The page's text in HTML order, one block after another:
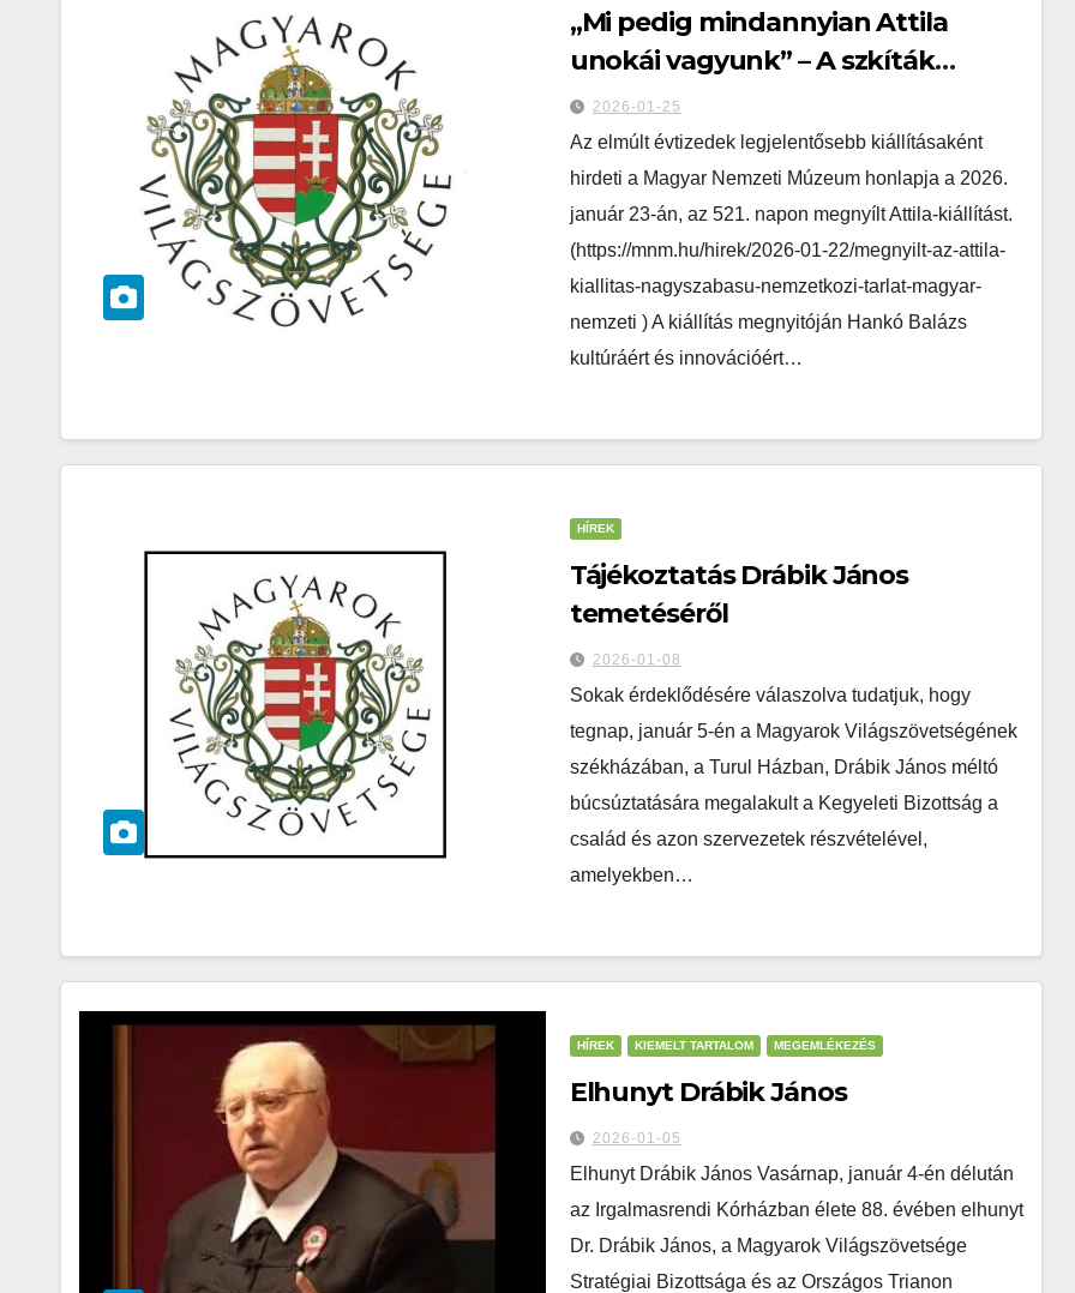
„Mi pedig mindannyian Attila
unokái vagyunk” – A szkíták
királyának szentelt kiállítás a
Nemzeti Múzeumban
2026-01-25
Az elmúlt évtizedek legjelentősebb kiállításaként
hirdeti a Magyar Nemzeti Múzeum honlapja a 2026.
január 23-án, az 521. napon megnyílt Attila-kiállítást.
(https://mnm.hu/hirek/2026-01-22/megnyilt-az-attila-
kiallitas-nagyszabasu-nemzetkozi-tarlat-magyar-
nemzeti ) A kiállítás megnyitóján Hankó Balázs
kultúráért és innovációért…
HÍREK
Tájékoztatás Drábik János
temetéséről
2026-01-08
Sokak érdeklődésére válaszolva tudatjuk, hogy
tegnap, január 5-én a Magyarok Világszövetségének
székházában, a Turul Házban, Drábik János méltó
búcsúztatására megalakult a Kegyeleti Bizottság a
család és azon szervezetek részvételével,
amelyekben…
HÍREK KIEMELT TARTALOM MEGEMLÉKEZÉS
Elhunyt Drábik János
2026-01-05
Elhunyt Drábik János Vasárnap, január 4-én délután
az Irgalmasrendi Kórházban élete 88. évében elhunyt
Dr. Drábik János, a Magyarok Világszövetsége
Stratégiai Bizottsága és az Országos Trianon